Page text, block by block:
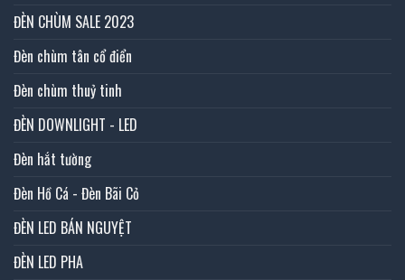
ĐÈN CHÙM SALE 2023
Đèn chùm tân cổ điển
Đèn chùm thuỷ tinh
ĐÈN DOWNLIGHT - LED
Đèn hắt tường
Đèn Hồ Cá - Đèn Bãi Cỏ
ĐÈN LED BÁN NGUYỆT
ĐÈN LED PHA